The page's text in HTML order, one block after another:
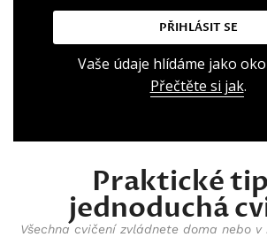
PŘIHLÁSIT SE
Vaše údaje hlídáme jako
Přečtěte si jak.
Praktické
jednoduchá
Všechna cvičení zvládnete doma nebo